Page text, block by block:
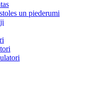
un piederumi